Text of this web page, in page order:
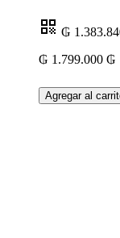
₲
₲ 1.799.000 ₲
Agregar al